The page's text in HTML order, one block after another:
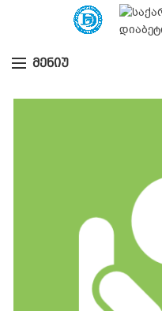
ᲛᲔᲜᲘᲣ